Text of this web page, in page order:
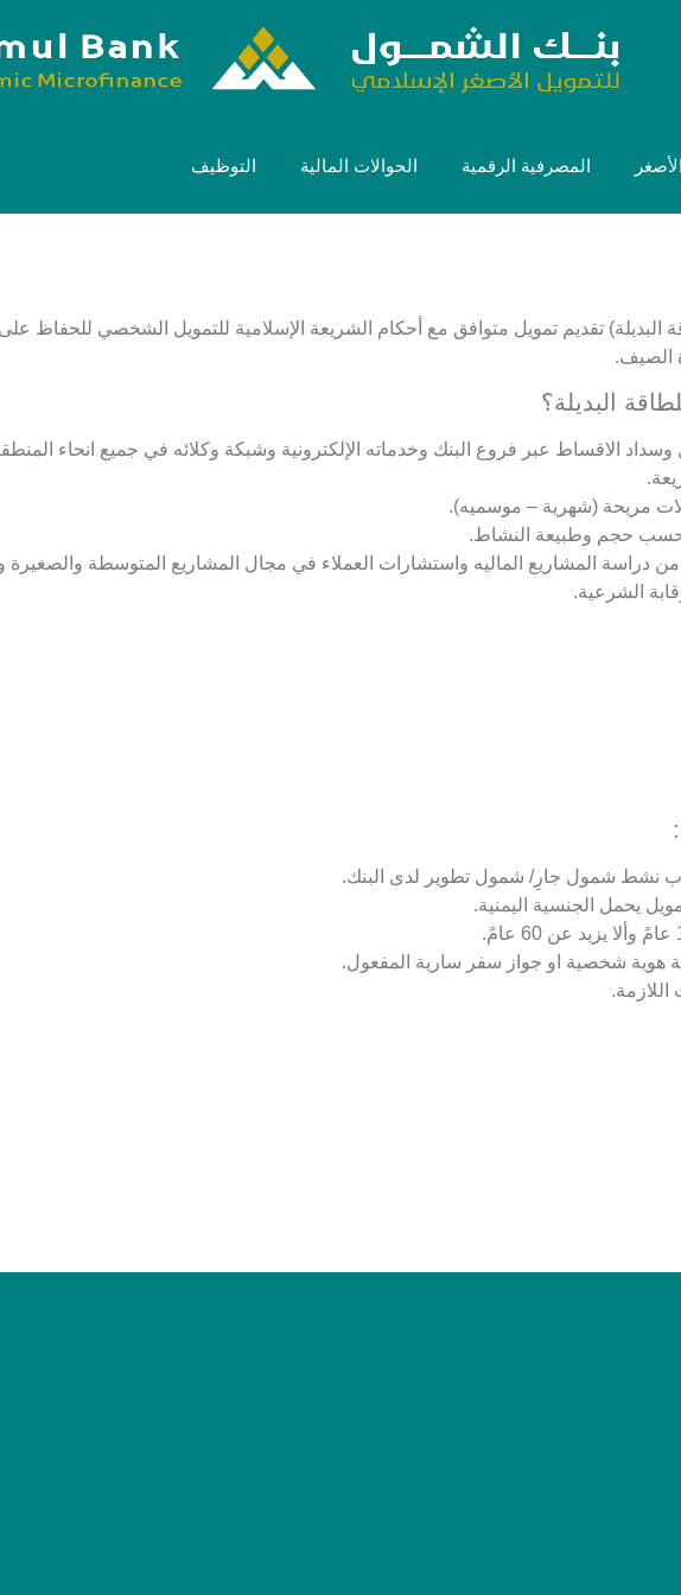
المصرفية الرقمية الحوالات المالية التوظيف
تقديم تمويل متوافق مع أحكام الشريعة الإسلامية للتمويل الشخصي للحفاظ على
الصيف.
البديلة؟
وسداد الاقساط عبر فروع البنك وخدماته الإلكترونية وشبكة وكلائه في جميع انحاء
مريحة (شهرية – موسميه).
دراسة المشاريع الماليه واستشارات العملاء في مجال المشاريع المتوسطة والصغيرة
الشرعية.
نشط شمول جارِ/ شمول تطوير لدى البنك.
يحمل الجنسية اليمنية.
هوية شخصية او جواز سفر سارية المفعول.
اللازمة.